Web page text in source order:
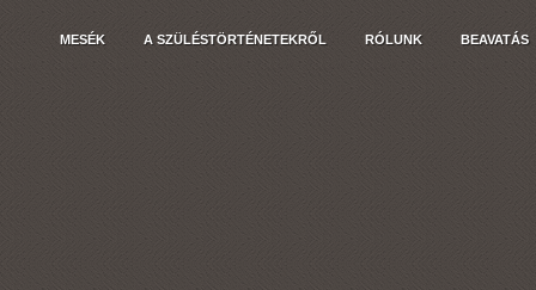
MESÉK A SZÜLÉSTÖRTÉNETEKRŐL RÓLUNK BEAVATÁS